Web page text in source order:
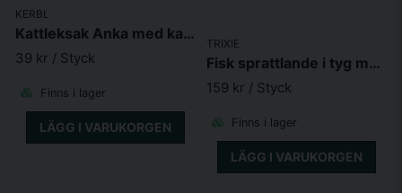
KERBL
Kattleksak Anka med kattmynta
39 kr / Styck
Finns i lager
LÄGG I VARUKORGEN
TRIXIE
Fisk sprattlande i tyg med kattmynta 30 cm USB-laddad
159 kr / Styck
Finns i lager
LÄGG I VARUKORGEN